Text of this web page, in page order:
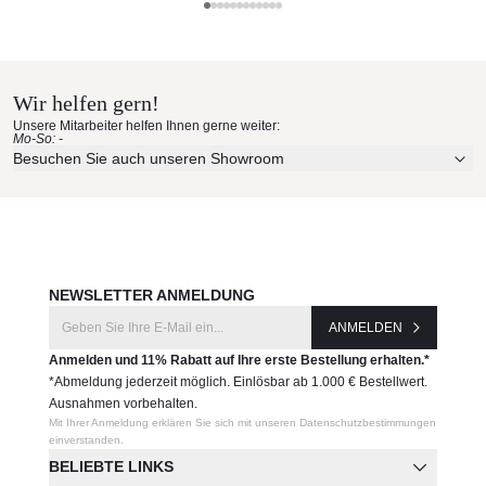
Ein Umtausch- / eine Rücknahme dieser Artikel ist
K2-BYM12
Erleben Sie unsere Stoffe und Materialien ganz in Ruhe in
Ihren eigenen vier Wänden.
Aktuelle Originalstoffe des Herstellers
Wir helfen gern!
Unsere Mitarbeiter helfen Ihnen gerne weiter:
Mo-So: -
Besuchen Sie auch unseren Showroom
BELIEBTE LINKS
NEWSLETTER ANMELDUNG
ANMELDEN
Anmelden und 11% Rabatt auf Ihre erste Bestellung erhalten.*
*Abmeldung jederzeit möglich. Einlösbar ab 1.000 € Bestellwert.
Ausnahmen vorbehalten.
Mit Ihrer Anmeldung erklären Sie sich mit unseren Datenschutzbestimmungen
einverstanden.